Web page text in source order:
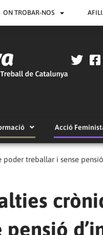
ON TROBAR-NOS
Acció
treballar i sense